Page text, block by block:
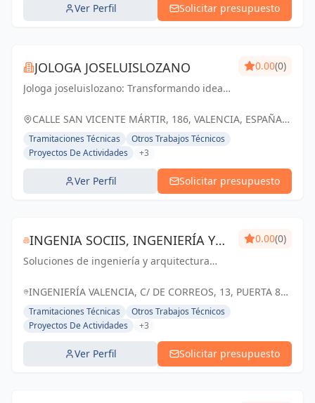
Ver Perfil Solicitar presupuesto
JOLOGA JOSELUISLOZANO
Jologa joseluislozano: Transformando ideas
mejor en Valencia.
0.00(0)
CALLE SAN VICENTE MÁRTIR, 186, VALENCIA, ESPAÑA,
España
Tramitaciones Técnicas
Otros Trabajos Técnicos
Proyectos De Actividades
+3
Ver Perfil Solicitar presupuesto
INGENIA SOCIIS, INGENIERÍA Y
PROYECTOS ENERGÉTICOS, S.L.
Soluciones de ingeniería y arquitectura
tus proyectos en Valencia
0.00(0)
INGENIERÍA VALENCIA, C/ DE CORREOS, 13, PUERTA 8ª
ÁTICO, 46002 VALENCIA, ESPAÑA, España
Tramitaciones Técnicas
Otros Trabajos Técnicos
Proyectos De Actividades
+3
Ver Perfil Solicitar presupuesto